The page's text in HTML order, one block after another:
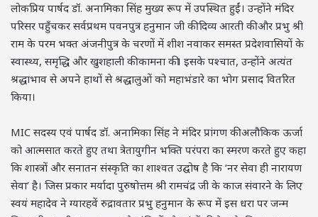
लोकप्रिय पार्षद डॉ. अनामिका सिंह मुख्य रूप में उपस्थित हुईं। उन्होंने मंदिर
परिसर पहुँचकर सर्वप्रथम पवनपुत्र हनुमान जी की दिव्य आरती की और प्रभु श्री
राम के परम भक्त अंजनीपुत्र के चरणों में शीश नवाकर समस्त प्रदेशवासियों के
स्वास्थ्य, समृद्धि और खुशहाली की कामना की। इसके पश्चात, उन्होंने अत्यंत
श्रद्धाभाव से अपने हाथों से श्रद्धालुओं को महाभंडारे का भोग प्रसाद वितरित
किया।
MIC सदस्य एवं पार्षद डॉ. अनामिका सिंह ने मंदिर प्रांगण की अलौकिक ऊर्जा
को आत्मसात करते हुए तथा त्रेतायुगीन भक्ति परंपरा का स्मरण करते हुए कहा
कि शास्त्रों और सनातन संस्कृति का शाश्वत उद्घोष है कि ‘नर सेवा ही नारायण
सेवा’ है। जिस प्रकार मर्यादा पुरुषोत्तम श्री रामचंद्र जी के काज संवारने के लिए
स्वयं महादेव ने ग्यारहवें रुद्रावतार प्रभु हनुमान के रूप में इस धरा पर जन्म